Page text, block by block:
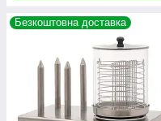
Безкоштовна доставка